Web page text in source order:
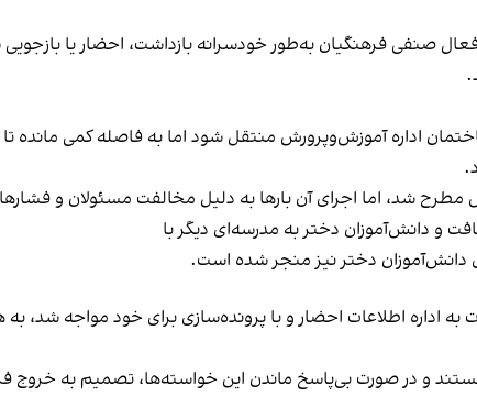
این کمپین، در بازه زمانی نیمه خرداد تا ۲۸ شهریور دست‌کم ۴۵ معلم و فعال صنفی فرهنگیان به‌طور خودسرانه بازداشت،
اداره آموزش‌وپرورش منتقل شود اما به فاصله کمی مانده
مطرح شد، اما اجرای آن بارها به دلیل مخالفت مسئولان و
و دانش‌آموزان دختر به مدرسه‌ای دیگر با
دانش‌آموزان دختر نیز منجر شده است.
اداره اطلاعات احضار و با پرونده‌سازی برای خود مواجه
و در صورت بی‌پاسخ ماندن این خواسته‌ها، تصمیم به خروج